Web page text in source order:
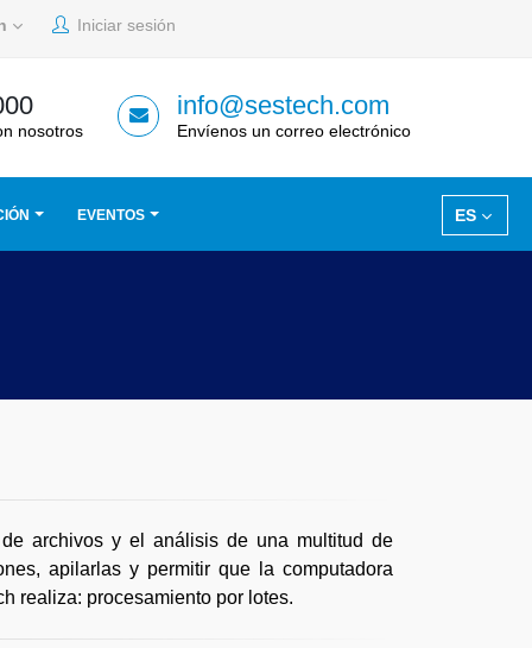
Iniciar sesión
nosotros
info@sestech.com
Envíenos un correo electrónico
ES
EVENTOS
archivos y el análisis de una multitud de
apilarlas y permitir que la computadora
realiza: procesamiento por lotes.